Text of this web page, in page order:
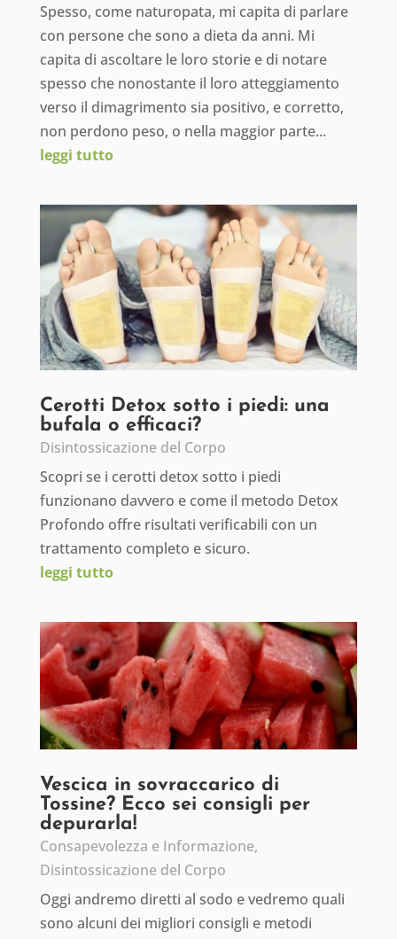
Spesso, come naturopata, mi capita di parlare
con persone che sono a dieta da anni. Mi
capita di ascoltare le loro storie e di notare
spesso che nonostante il loro atteggiamento
verso il dimagrimento sia positivo, e corretto,
non perdono peso, o nella maggior parte...
leggi tutto
Cerotti Detox sotto i piedi: una
bufala o efficaci?
Disintossicazione del Corpo
Scopri se i cerotti detox sotto i piedi
funzionano davvero e come il metodo Detox
Profondo offre risultati verificabili con un
trattamento completo e sicuro.
leggi tutto
Vescica in sovraccarico di
Tossine? Ecco sei consigli per
depurarla!
Consapevolezza e Informazione,
Disintossicazione del Corpo
Oggi andremo diretti al sodo e vedremo quali
sono alcuni dei migliori consigli e metodi